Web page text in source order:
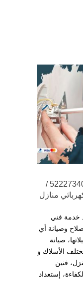
كهربائي مدينة صباح الاحمد / 52227340 /
منازل
خدمة فني
وصيانة أي
صيانة
الأسلاك و
فنين
إستعداد